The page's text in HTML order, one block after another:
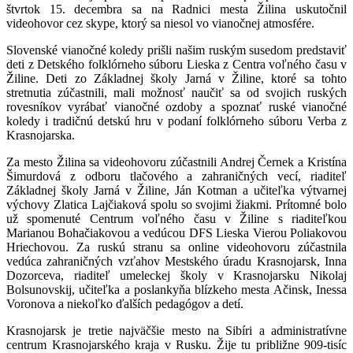
štvrtok 15. decembra sa na Radnici mesta Žilina uskutočnil
videohovor cez skype, ktorý sa niesol vo vianočnej atmosfére.
Slovenské vianočné koledy prišli našim ruským susedom predstaviť
deti z Detského folklórneho súboru Lieska z Centra voľného času v
Žiline. Deti zo Základnej školy Jarná v Žiline, ktoré sa tohto
stretnutia zúčastnili, mali možnosť naučiť sa od svojich ruských
rovesníkov vyrábať vianočné ozdoby a spoznať ruské vianočné
koledy i tradičnú detskú hru v podaní folklórneho súboru Verba z
Krasnojarska.
Za mesto Žilina sa videohovoru zúčastnili Andrej Černek a Kristína
Šimurdová z odboru tlačového a zahraničných vecí, riaditeľ
Základnej školy Jarná v Žiline, Ján Kotman a učiteľka výtvarnej
výchovy Zlatica Lajčiaková spolu so svojimi žiakmi. Prítomné bolo
už spomenuté Centrum voľného času v Žiline s riaditeľkou
Marianou Bohačiakovou a vedúcou DFS Lieska Vierou Poliakovou
Hriechovou. Za ruskú stranu sa online videohovoru zúčastnila
vedúca zahraničných vzťahov Mestského úradu Krasnojarsk, Inna
Dozorceva, riaditeľ umeleckej školy v Krasnojarsku Nikolaj
Bolsunovskij, učiteľka a poslankyňa blízkeho mesta Ačinsk, Inessa
Voronova a niekoľko ďalších pedagógov a detí.
Krasnojarsk je tretie najväčšie mesto na Sibíri a administratívne
centrum Krasnojarského kraja v Rusku. Žije tu približne 909-tisíc